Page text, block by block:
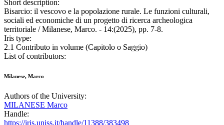
Short description:
Bisarcio: il vescovo e la popolazione rurale. Le funzioni culturali,
sociali ed economiche di un progetto di ricerca archeologica
territoriale / Milanese, Marco. - 14:(2025), pp. 7-8.
Iris type:
2.1 Contributo in volume (Capitolo o Saggio)
List of contributors:
Milanese, Marco
Authors of the University:
MILANESE Marco
Handle:
https://iris.uniss.it/handle/11388/383498